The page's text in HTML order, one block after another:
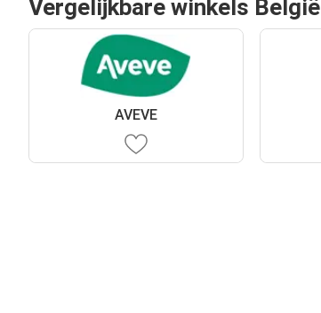
Vergelijkbare winkels België
AVEVE